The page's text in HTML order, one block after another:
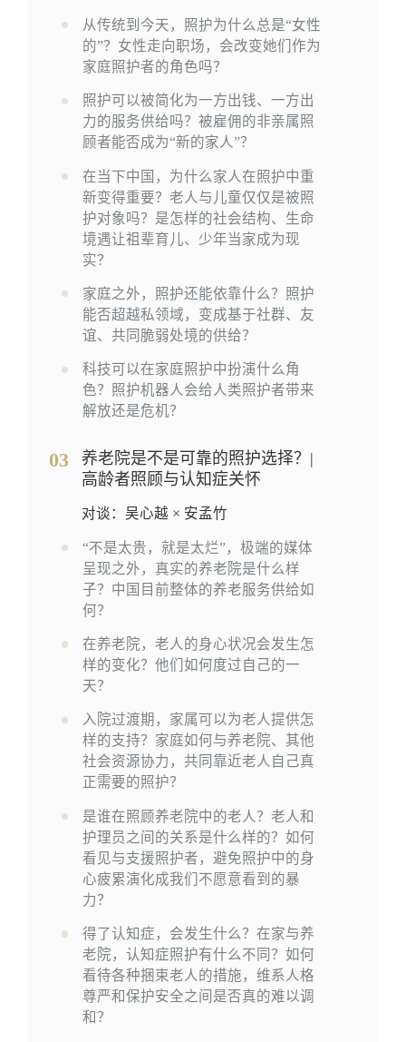
从传统到今天，照护为什么总是“女性
的”？女性走向职场，会改变她们作为
家庭照护者的角色吗？
照护可以被简化为一方出钱、一方出
力的服务供给吗？被雇佣的非亲属照
顾者能否成为“新的家人”？
在当下中国，为什么家人在照护中重
新变得重要？老人与儿童仅仅是被照
护对象吗？是怎样的社会结构、生命
境遇让祖辈育儿、少年当家成为现
实？
家庭之外，照护还能依靠什么？照护
能否超越私领域，变成基于社群、友
谊、共同脆弱处境的供给？
科技可以在家庭照护中扮演什么角
色？照护机器人会给人类照护者带来
解放还是危机？
03
养老院是不是可靠的照护选择？|
高龄者照顾与认知症关怀
对谈：吴心越 × 安孟竹
“不是太贵，就是太烂”，极端的媒体
呈现之外，真实的养老院是什么样
子？中国目前整体的养老服务供给如
何？
在养老院，老人的身心状况会发生怎
样的变化？他们如何度过自己的一
天？
入院过渡期，家属可以为老人提供怎
样的支持？家庭如何与养老院、其他
社会资源协力，共同靠近老人自己真
正需要的照护？
是谁在照顾养老院中的老人？老人和
护理员之间的关系是什么样的？如何
看见与支援照护者，避免照护中的身
心疲累演化成我们不愿意看到的暴
力？
得了认知症，会发生什么？在家与养
老院，认知症照护有什么不同？如何
看待各种捆束老人的措施，维系人格
尊严和保护安全之间是否真的难以调
和？